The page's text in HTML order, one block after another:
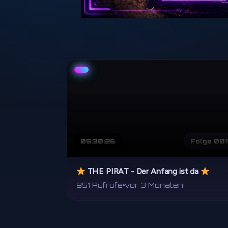
05:30:26 Folge 001
THE PIRAT - Der Anfang ist da
951 Aufrufe vor 3 Monaten